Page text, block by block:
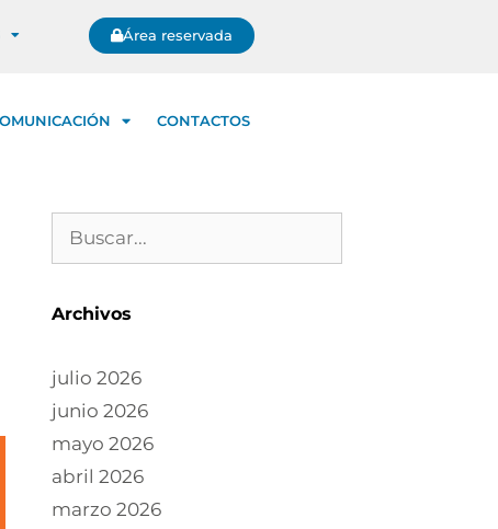
Área reservada
CONTACTOS
Archivos
julio 2026
junio 2026
mayo 2026
abril 2026
marzo 2026